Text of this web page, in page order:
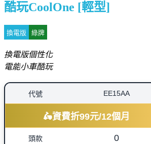
酷玩CoolOne [輕型]
換電版 綠牌
換電版個性化
電能小車酷玩
代號 EE15AA
🛵資費折99元/12個月
頭款 0